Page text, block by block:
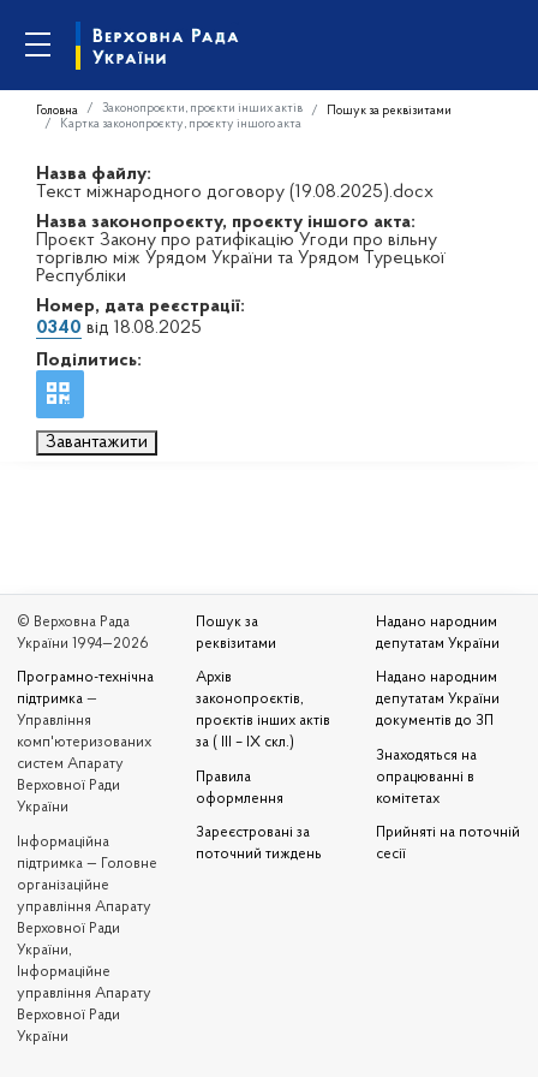
Головна Законопроєкти, проєкти інших актів
Пошук за реквізитами
Картка законопроєкту, проєкту іншого акта
Назва файлу:
Текст міжнародного договору (19.08.2025).docx
Назва законопроєкту, проєкту іншого акта:
Проєкт Закону про ратифікацію Угоди про вільну
торгівлю між Урядом України та Урядом Турецької
Республіки
Номер, дата реєстрації:
0340 від 18.08.2025
Поділитись:
Завантажити
© Верховна Рада
України 1994—2026
Програмно-технічна
підтримка —
Управління
комп'ютеризованих
систем Апарату
Верховної Ради
України
Iнформаційна
підтримка — Головне
організаційне
управління Апарату
Верховної Ради
України,
Інформаційне
управління Апарату
Верховної Ради
України
Пошук за
реквізитами
Архів
законопроєктів,
проєктів інших актів
за ( III – IX скл.)
Правила
оформлення
Зареєстровані за
поточний тиждень
Надано народним
депутатам України
Надано народним
депутатам України
документів до ЗП
Знаходяться на
опрацюванні в
комітетах
Прийняті на поточній
сесії